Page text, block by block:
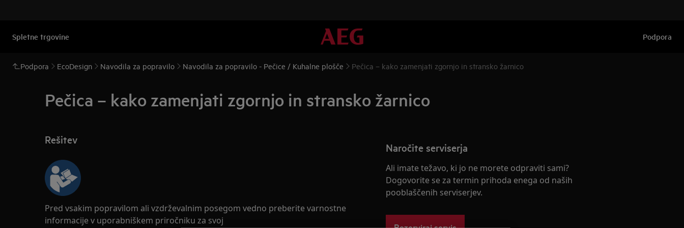
Spletne trgovine Podpora
Podpora EcoDesign Navodila za popravilo Navodila za popravilo - Pečice / Kuhalne plošče Pečica – kako zamenjati zgornjo in stransko žarnico
Pečica – kako zamenjati zgornjo in stransko žarnico
Rešitev
Pred vsakim popravilom ali vzdrževalnim posegom vedno preberite varnostne
informacije v uporabniškem priročniku za svoj
Naročite serviserja
Ali imate težavo, ki jo ne morete odpraviti sami?
Dogovorite se za termin prihoda enega od naših
pooblaščenih serviserjev.